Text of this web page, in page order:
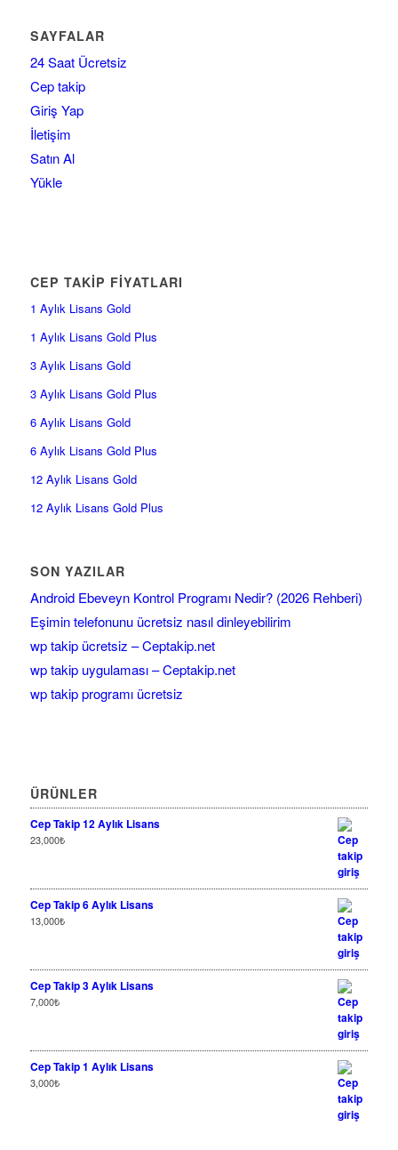
SAYFALAR
24 Saat Ücretsiz
Cep takip
Giriş Yap
İletişim
Satın Al
Yükle
CEP TAKİP FİYATLARI
1 Aylık Lisans Gold
1 Aylık Lisans Gold Plus
3 Aylık Lisans Gold
3 Aylık Lisans Gold Plus
6 Aylık Lisans Gold
6 Aylık Lisans Gold Plus
12 Aylık Lisans Gold
12 Aylık Lisans Gold Plus
SON YAZILAR
Android Ebeveyn Kontrol Programı Nedir? (2026 Rehberi)
Eşimin telefonunu ücretsiz nasıl dinleyebilirim
wp takip ücretsiz – Ceptakip.net
wp takip uygulaması – Ceptakip.net
wp takip programı ücretsiz
ÜRÜNLER
Cep Takip 12 Aylık Lisans
23,000₺
Cep Takip 6 Aylık Lisans
13,000₺
Cep Takip 3 Aylık Lisans
7,000₺
Cep Takip 1 Aylık Lisans
3,000₺